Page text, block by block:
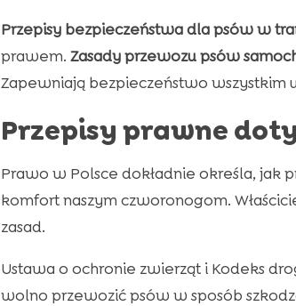
Przepisy bezpieczeństwa dla psów w
prawem. Zasady przewozu psów
Zapewniają bezpieczeństwo wszystkim
Przepisy prawne
Prawo w Polsce dokładnie określa, jak
komfort naszym czworonogom.
zasad.
Ustawa o ochronie zwierząt i Kodeks
wolno przewozić psów w sposób